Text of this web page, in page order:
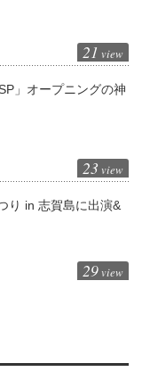
21 view
」オープニングの神
23 view
り in 志賀島に出演&
29 view